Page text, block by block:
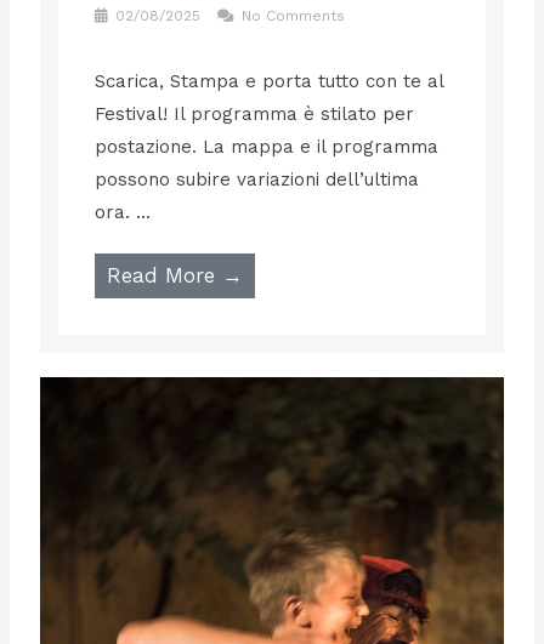
02/08/2025 No Comments
Scarica, Stampa e porta tutto con te al
Festival! Il programma è stilato per
postazione. La mappa e il programma
possono subire variazioni dell’ultima
ora. ...
Read More →